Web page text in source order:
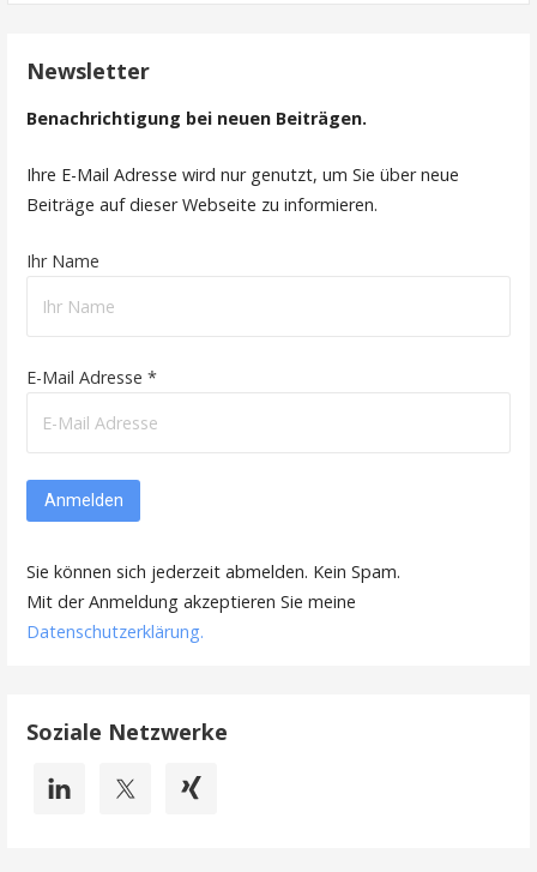
Newsletter
Benachrichtigung bei neuen Beiträgen.
Ihre E-Mail Adresse wird nur genutzt, um Sie über neue
Beiträge auf dieser Webseite zu informieren.
Ihr Name
E-Mail Adresse *
Sie können sich jederzeit abmelden. Kein Spam.
Mit der Anmeldung akzeptieren Sie meine
Datenschutzerklärung.
Soziale Netzwerke